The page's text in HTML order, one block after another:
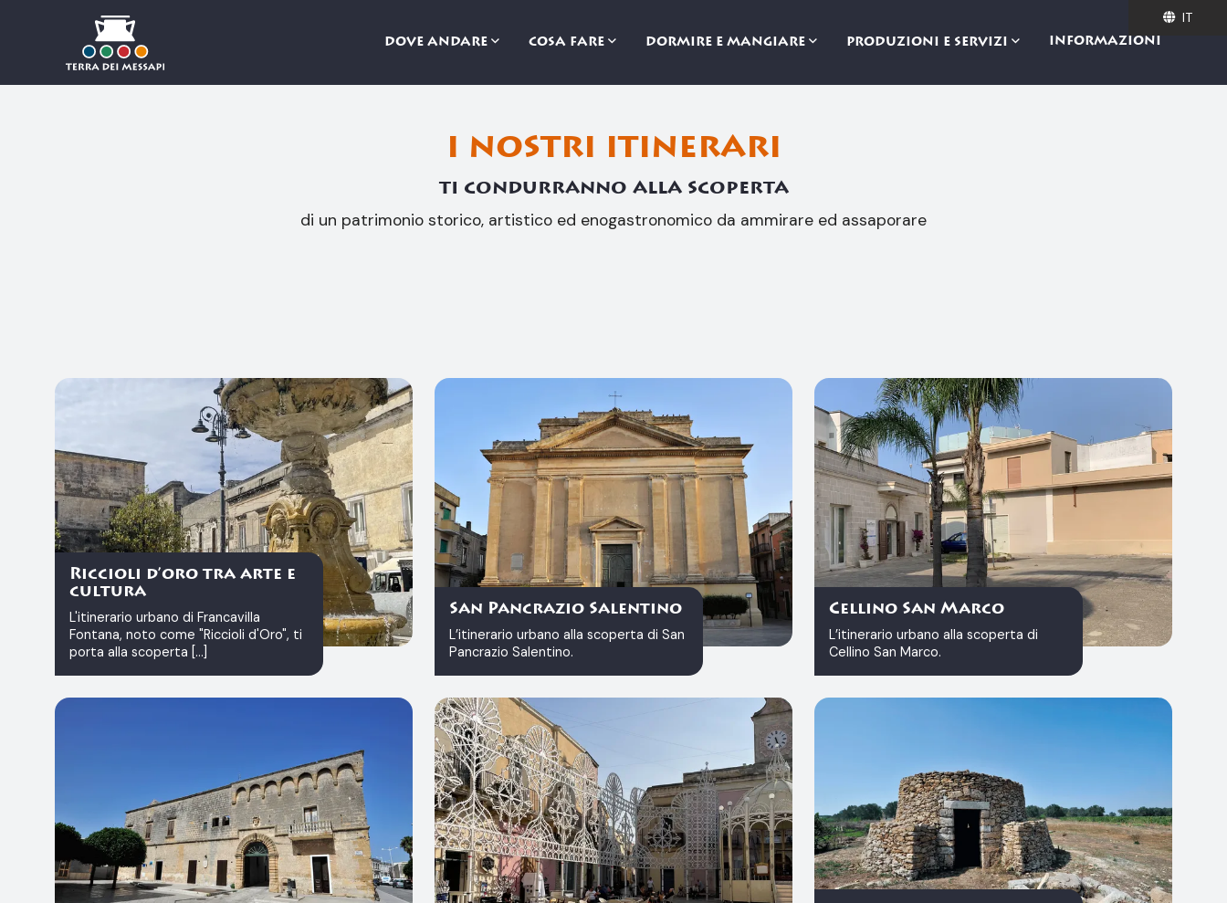
IT
DOVE ANDARE COSA FARE DORMIRE E MANGIARE PRODUZIONI E SERVIZI INFORMAZIONI
IT
i nostri itinerari
ti condurranno alla scoperta
di un patrimonio storico, artistico ed enogastronomico da ammirare ed assaporare
Riccioli d’oro tra arte e
cultura
L'itinerario urbano di Francavilla
Fontana, noto come "Riccioli d'Oro", ti
porta alla scoperta [...]
San Pancrazio Salentino
L’itinerario urbano alla scoperta di San
Pancrazio Salentino.
Cellino San Marco
L’itinerario urbano alla scoperta di
Cellino San Marco.